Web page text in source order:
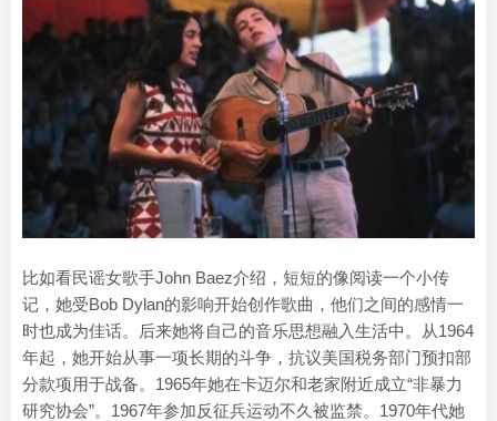
比如看民谣女歌手John Baez介绍，短短的像阅读一个小传
记，她受Bob Dylan的影响开始创作歌曲，他们之间的感情一
时也成为佳话。后来她将自己的音乐思想融入生活中。从1964
年起，她开始从事一项长期的斗争，抗议美国税务部门预扣部
分款项用于战备。1965年她在卡迈尔和老家附近成立“非暴力
研究协会”。1967年参加反征兵运动不久被监禁。1970年代她